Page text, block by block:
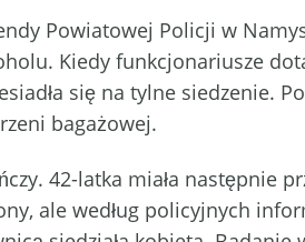
Powiatowej Policji w
Kiedy funkcjonariusze
się na tylne siedzenie.
bagażowej.
42-latka miała następnie
ale według policyjnych